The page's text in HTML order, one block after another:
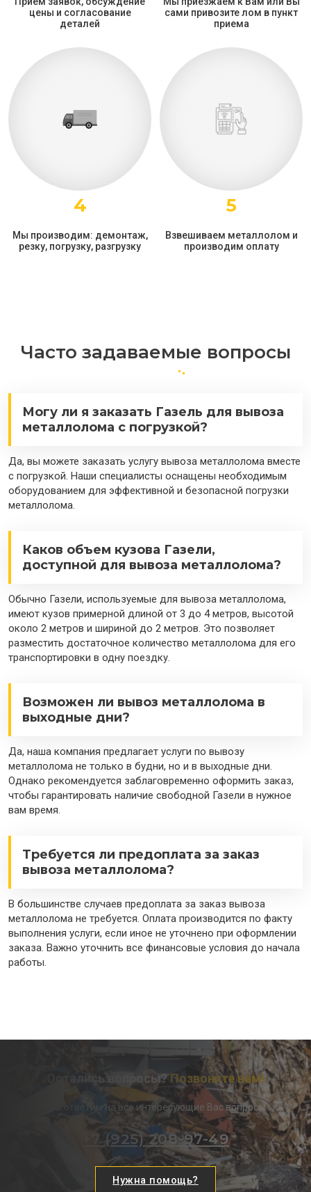
цены и согласование
деталей
сами привозите лом в пункт
приема
4
Мы производим: демонтаж,
резку, погрузку, разгрузку
5
Взвешиваем металлолом и
производим оплату
Часто задаваемые вопросы
Могу ли я заказать Газель для вывоза
металлолома с погрузкой?
Да, вы можете заказать услугу вывоза металлолома вместе
с погрузкой. Наши специалисты оснащены необходимым
оборудованием для эффективной и безопасной погрузки
металлолома.
Каков объем кузова Газели,
доступной для вывоза металлолома?
Обычно Газели, используемые для вывоза металлолома,
имеют кузов примерной длиной от 3 до 4 метров, высотой
около 2 метров и шириной до 2 метров. Это позволяет
разместить достаточное количество металлолома для его
транспортировки в одну поездку.
Возможен ли вывоз металлолома в
выходные дни?
Да, наша компания предлагает услуги по вывозу
металлолома не только в будни, но и в выходные дни.
Однако рекомендуется заблаговременно оформить заказ,
чтобы гарантировать наличие свободной Газели в нужное
вам время.
Требуется ли предоплата за заказ
вывоза металлолома?
В большинстве случаев предоплата за заказ вывоза
металлолома не требуется. Оплата производится по факту
выполнения услуги, если иное не уточнено при оформлении
заказа. Важно уточнить все финансовые условия до начала
работы.
Остались вопросы? Позвоните нам!
Мы ответим на все интересующие Вас вопросы
+7 (925) 208-97-49
Нужна помощь?